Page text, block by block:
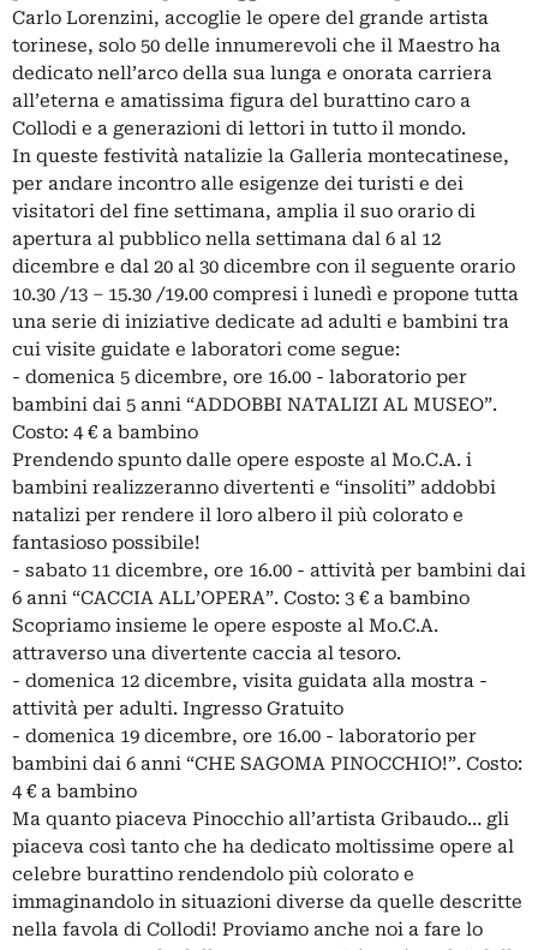
Carlo Lorenzini, accoglie le opere del grande artista
torinese, solo 50 delle innumerevoli che il Maestro ha
dedicato nell’arco della sua lunga e onorata carriera
all’eterna e amatissima figura del burattino caro a
Collodi e a generazioni di lettori in tutto il mondo.
In queste festività natalizie la Galleria montecatinese,
per andare incontro alle esigenze dei turisti e dei
visitatori del fine settimana, amplia il suo orario di
apertura al pubblico nella settimana dal 6 al 12
dicembre e dal 20 al 30 dicembre con il seguente orario
10.30 /13 – 15.30 /19.00 compresi i lunedì e propone tutta
una serie di iniziative dedicate ad adulti e bambini tra
cui visite guidate e laboratori come segue:
- domenica 5 dicembre, ore 16.00 - laboratorio per
bambini dai 5 anni “ADDOBBI NATALIZI AL MUSEO”.
Costo: 4 € a bambino
Prendendo spunto dalle opere esposte al Mo.C.A. i
bambini realizzeranno divertenti e “insoliti” addobbi
natalizi per rendere il loro albero il più colorato e
fantasioso possibile!
- sabato 11 dicembre, ore 16.00 - attività per bambini dai
6 anni “CACCIA ALL’OPERA”. Costo: 3 € a bambino
Scopriamo insieme le opere esposte al Mo.C.A.
attraverso una divertente caccia al tesoro.
- domenica 12 dicembre, visita guidata alla mostra -
attività per adulti. Ingresso Gratuito
- domenica 19 dicembre, ore 16.00 - laboratorio per
bambini dai 6 anni “CHE SAGOMA PINOCCHIO!”. Costo:
4 € a bambino
Ma quanto piaceva Pinocchio all’artista Gribaudo… gli
piaceva così tanto che ha dedicato moltissime opere al
celebre burattino rendendolo più colorato e
immaginandolo in situazioni diverse da quelle descritte
nella favola di Collodi! Proviamo anche noi a fare lo